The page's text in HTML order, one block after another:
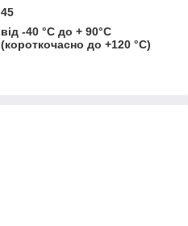
45
від -40 °С до + 90°С
(короткочасно до +120 °С)